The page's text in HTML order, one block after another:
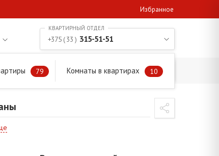
Избранное
79 Комнаты в квартирах 10
+375 ( 33 ) 315-51-51